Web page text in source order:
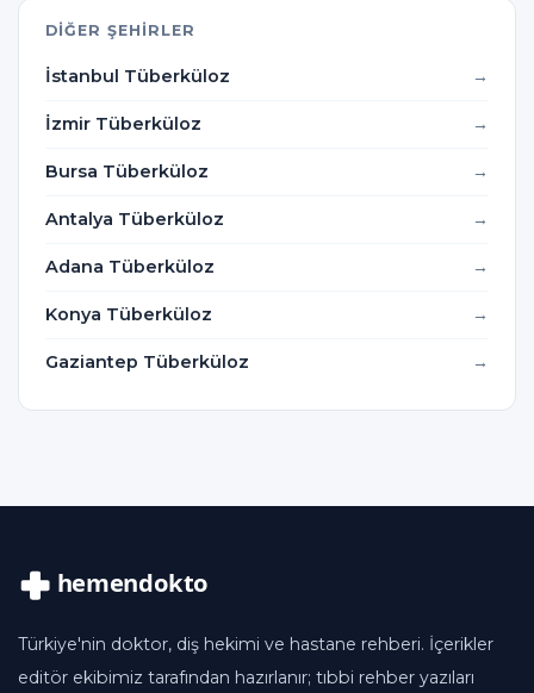
DIĞER ŞEHIRLER
İstanbul Tüberküloz
İzmir Tüberküloz
Bursa Tüberküloz
Antalya Tüberküloz
Adana Tüberküloz
Konya Tüberküloz
Gaziantep Tüberküloz
Türkiye'nin doktor, diş hekimi ve hastane rehberi. İçerikler
editör ekibimiz tarafından hazırlanır; tıbbi rehber yazıları